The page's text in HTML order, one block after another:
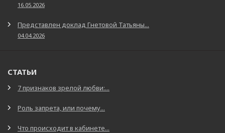
16.05.2026
Представлен доклад Гнетовой Татьяны...
04.04.2026
СТАТЬИ
7 признаков зрелой любви:...
Роль запрета, или почему...
Что происходит в кабинете...